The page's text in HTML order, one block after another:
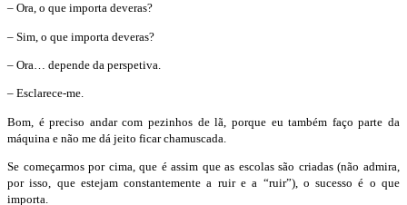
– Ora, o que importa deveras?
– Sim, o que importa deveras?
– Ora… depende da perspetiva.
– Esclarece-me.
Bom, é preciso andar com pezinhos de lã, porque eu também faço parte da
máquina e não me dá jeito ficar chamuscada.
Se começarmos por cima, que é assim que as escolas são criadas (não admira,
por isso, que estejam constantemente a ruir e a “ruir”), o sucesso é o que
importa.